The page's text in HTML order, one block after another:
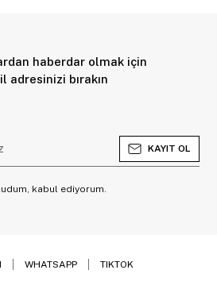
haberdar olmak için
adresinizi bırakın
KAYIT OL
kabul ediyorum.
WHATSAPP TIKTOK